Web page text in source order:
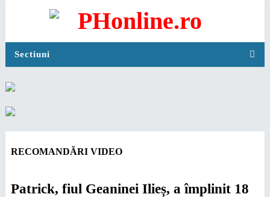
Sectiuni
RECOMANDĂRI VIDEO
Patrick, fiul Geaninei Ilieș, a împlinit 18